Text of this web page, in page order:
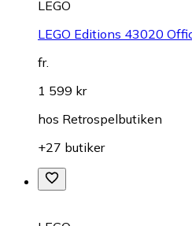
LEGO
LEGO Editions 43020
fr.
1 599 kr
hos Retrospelbutiken
+27 butiker